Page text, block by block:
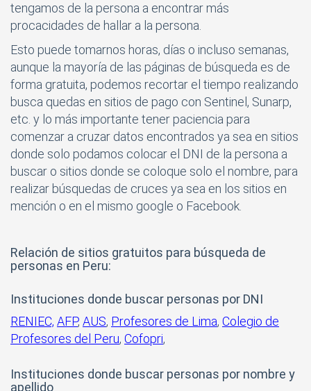
tengamos de la persona a encontrar más
procacidades de hallar a la persona.
Esto puede tomarnos horas, días o incluso semanas,
aunque la mayoría de las páginas de búsqueda es de
forma gratuita, podemos recortar el tiempo realizando
busca quedas en sitios de pago con Sentinel, Sunarp,
etc. y lo más importante tener paciencia para
comenzar a cruzar datos encontrados ya sea en sitios
donde solo podamos colocar el DNI de la persona a
buscar o sitios donde se coloque solo el nombre, para
realizar búsquedas de cruces ya sea en los sitios en
mención o en el mismo google o Facebook.
Relación de sitios gratuitos para búsqueda de
personas en Peru:
Instituciones donde buscar personas por DNI
RENIEC, AFP, AUS, Profesores de Lima, Colegio de
Profesores del Peru, Cofopri,
Instituciones donde buscar personas por nombre y
apellido